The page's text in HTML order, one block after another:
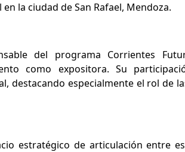
la ciudad de San Rafael, Mendoza.
del programa Corrientes
como expositora. Su
especialmente el rol de
estratégico de articulación entre